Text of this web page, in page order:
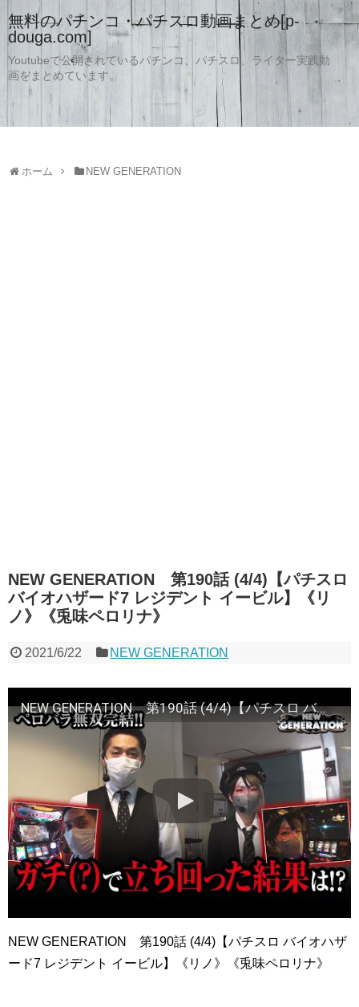
無料のパチンコ・パチスロ動画まとめ[p-
douga.com]
Youtubeで公開されているパチンコ、パチスロ、ライター実践動
画をまとめています。
ホーム NEW GENERATION
NEW GENERATION 第190話 (4/4)【パチスロ
バイオハザード7 レジデント イービル】《リ
ノ》《兎味ペロリナ》
2021/6/22 NEW GENERATION
NEW GENERATION 第190話 (4/4)【パチスロ バイオハザード7 レジデント イービル】《リノ》《兎味ペロリナ》[ジャンバリ.TV][パチスロ][スロット]
NEW GENERATION 第190話 (4/4)【パチスロ バイオハザ
ード7 レジデント イービル】《リノ》《兎味ペロリナ》